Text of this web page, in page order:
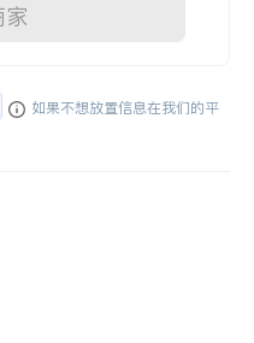
家
如果不想放置信息在我们的平